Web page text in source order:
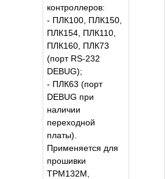
контроллеров:
- ПЛК100, ПЛК150,
ПЛК154, ПЛК110,
ПЛК160, ПЛК73
(порт RS-232
DEBUG);
- ПЛК63 (порт
DEBUG при
наличии
переходной
платы).
Применяется для
прошивки
ТРМ132М,